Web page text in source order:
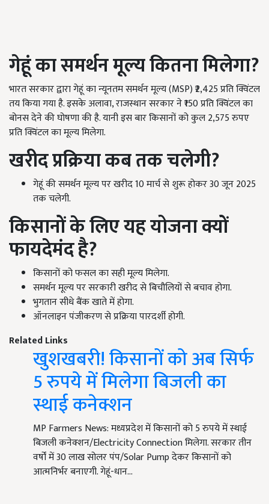
गेहूं का समर्थन मूल्य कितना मिलेगा?
भारत सरकार द्वारा गेहूं का न्यूनतम समर्थन मूल्य (MSP) ₹2,425 प्रति क्विंटल
तय किया गया है. इसके अलावा, राजस्थान सरकार ने ₹150 प्रति क्विंटल का
बोनस देने की घोषणा की है. यानी इस बार किसानों को कुल 2,575 रुपए
प्रति क्विंटल का मूल्य मिलेगा.
खरीद प्रक्रिया कब तक चलेगी?
गेहूं की समर्थन मूल्य पर खरीद 10 मार्च से शुरू होकर 30 जून 2025
तक चलेगी.
किसानों के लिए यह योजना क्यों
फायदेमंद है?
किसानों को फसल का सही मूल्य मिलेगा.
समर्थन मूल्य पर सरकारी खरीद से बिचौलियों से बचाव होगा.
भुगतान सीधे बैंक खाते में होगा.
ऑनलाइन पंजीकरण से प्रक्रिया पारदर्शी होगी.
Related Links
खुशखबरी! किसानों को अब सिर्फ
5 रुपये में मिलेगा बिजली का
स्थाई कनेक्शन
MP Farmers News: मध्यप्रदेश में किसानों को 5 रुपये में स्थाई
बिजली कनेक्शन/Electricity Connection मिलेगा. सरकार तीन
वर्षों में 30 लाख सोलर पंप/Solar Pump देकर किसानों को
आत्मनिर्भर बनाएगी. गेहूं-धान…